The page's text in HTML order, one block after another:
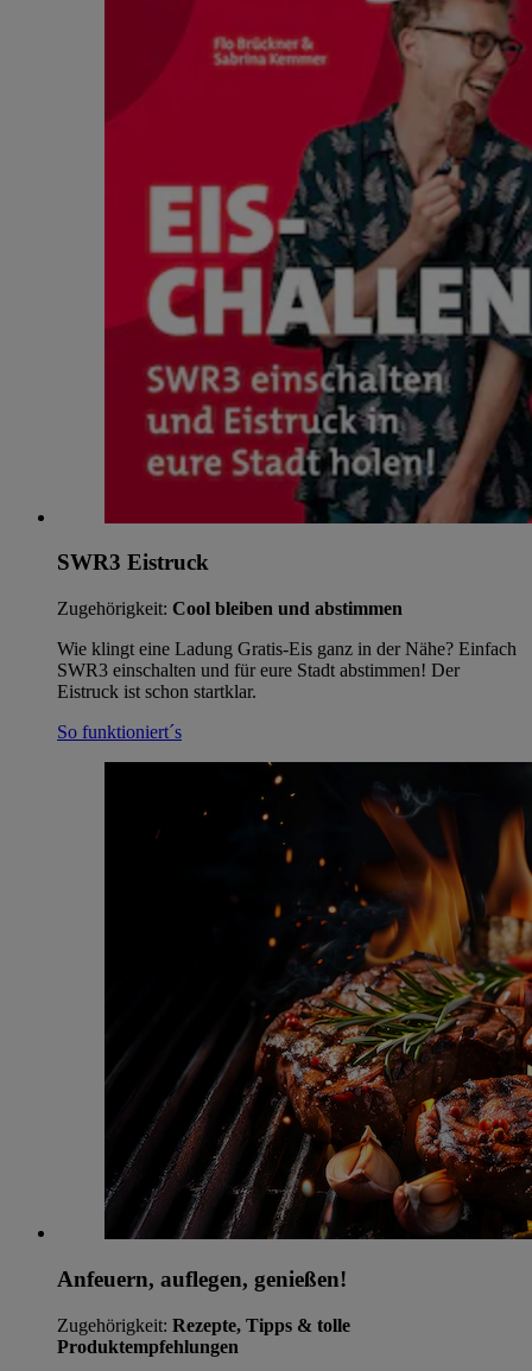
SWR3 Eistruck
Zugehörigkeit: Cool bleiben und abstimmen
Wie klingt eine Ladung Gratis-Eis ganz in der Nähe? Einfach
SWR3 einschalten und für eure Stadt abstimmen! Der
Eistruck ist schon startklar.
So funktioniert´s
Anfeuern, auflegen, genießen!
Zugehörigkeit: Rezepte, Tipps & tolle
Produktempfehlungen